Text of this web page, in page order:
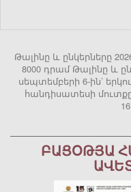
Թալինը և ընկերները
8000 դրամ Թալինը և
սեպտեմբերի 6-ին՝
հանդիսատեսի մուտքը
ԲԱՑՕԹՅԱ